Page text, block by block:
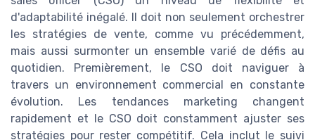
d'adaptabilité inégalé. Il doit non seulement orchestrer
les stratégies de vente, comme vu précédemment,
mais aussi surmonter un ensemble varié de défis au
quotidien. Premièrement, le CSO doit naviguer à
travers un environnement commercial en constante
évolution. Les tendances marketing changent
rapidement et le CSO doit constamment ajuster ses
stratégies pour rester compétitif. Cela inclut le suivi